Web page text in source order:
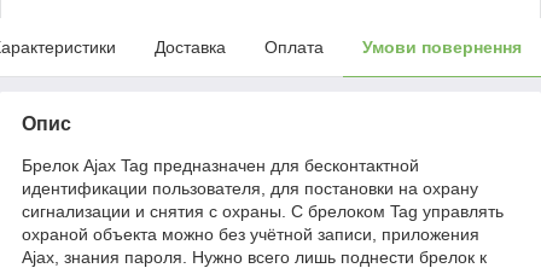
Доставка Оплата Умови повернення
Опис
Брелок Ajax Tag предназначен для бесконтактной
идентификации пользователя, для постановки на охрану
сигнализации и снятия с охраны. С брелоком Tag управлять
охраной объекта можно без учётной записи, приложения
Ajax, знания пароля. Нужно всего лишь поднести брелок к